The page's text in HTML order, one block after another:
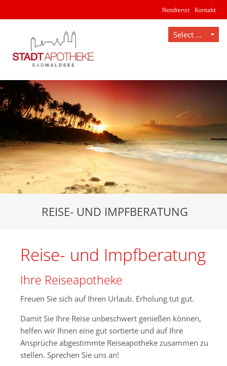
Notdienst Kontakt
REISE- UND IMPFBERATUNG
Reise- und Impfberatung
Ihre Reiseapotheke
Freuen Sie sich auf Ihren Urlaub. Erholung tut gut.
Damit Sie Ihre Reise unbeschwert genießen können,
helfen wir Ihnen eine gut sortierte und auf Ihre
Ansprüche abgestimmte Reiseapotheke zusammen zu
stellen. Sprechen Sie uns an!
Web Projects
Lorem ipsum dolor sit amet, consectetuer
Good Service